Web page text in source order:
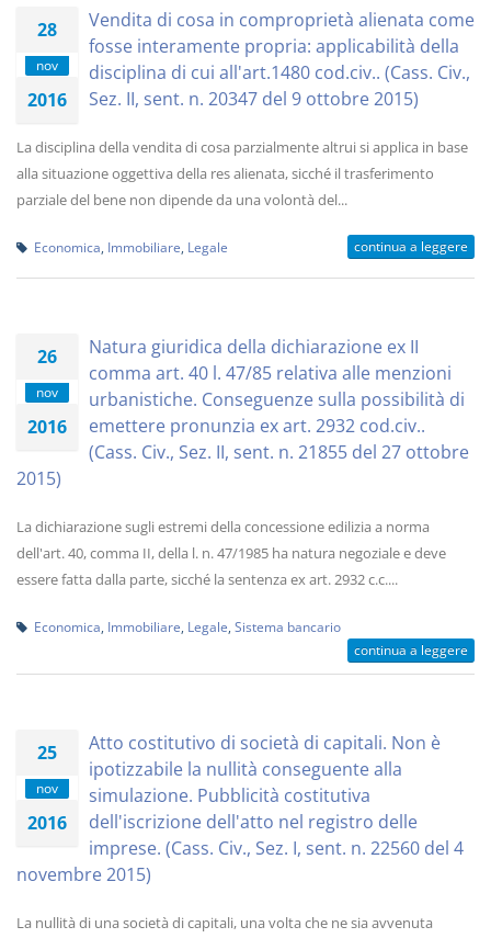
28
nov
2016
Vendita di cosa in comproprietà alienata come
fosse interamente propria: applicabilità della
disciplina di cui all'art.1480 cod.civ.. (Cass. Civ.,
Sez. II, sent. n. 20347 del 9 ottobre 2015)
La disciplina della vendita di cosa parzialmente altrui si applica in base
alla situazione oggettiva della res alienata, sicché il trasferimento
parziale del bene non dipende da una volontà del...
Economica Immobiliare Legale continua a leggere
26
nov
2016
Natura giuridica della dichiarazione ex II
comma art. 40 l. 47/85 relativa alle menzioni
urbanistiche. Conseguenze sulla possibilità di
emettere pronunzia ex art. 2932 cod.civ..
(Cass. Civ., Sez. II, sent. n. 21855 del 27 ottobre
2015)
La dichiarazione sugli estremi della concessione edilizia a norma
dell'art. 40, comma II, della l. n. 47/1985 ha natura negoziale e deve
essere fatta dalla parte, sicché la sentenza ex art. 2932 c.c....
Economica Immobiliare Legale Sistema bancario
continua a leggere
25
nov
2016
Atto costitutivo di società di capitali. Non è
ipotizzabile la nullità conseguente alla
simulazione. Pubblicità costitutiva
dell'iscrizione dell'atto nel registro delle
imprese. (Cass. Civ., Sez. I, sent. n. 22560 del 4
novembre 2015)
La nullità di una società di capitali, una volta che ne sia avvenuta